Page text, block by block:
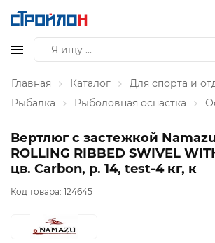
Главная Каталог
Для спорта и
Рыбалка
Рыболовная оснастка
Вертлюг с застежкой
ROLLING RIBBED SWIVEL
цв. Carbon, р. 14, test-4 кг, к
Код товара: 124645